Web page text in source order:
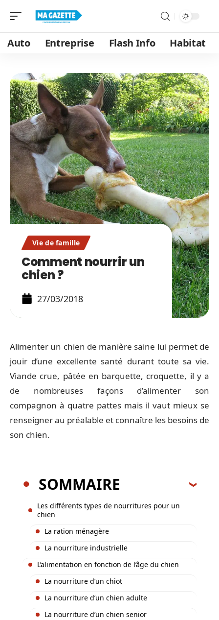
Auto Entreprise Flash Info Habitat
Vie de famille
Comment nourrir un
chien ?
27/03/2018
Alimenter un chien de manière saine lui permet de
jouir d’une excellente santé durant toute sa vie.
Viande crue, pâtée en barquette, croquette, il y a
de nombreuses façons d’alimenter son
compagnon à quatre pattes mais il vaut mieux se
renseigner au préalable et connaître les besoins de
son chien.
SOMMAIRE
Les différents types de nourritures pour un
chien
La ration ménagère
La nourriture industrielle
L’alimentation en fonction de l’âge du chien
La nourriture d’un chiot
La nourriture d’un chien adulte
La nourriture d’un chien senior